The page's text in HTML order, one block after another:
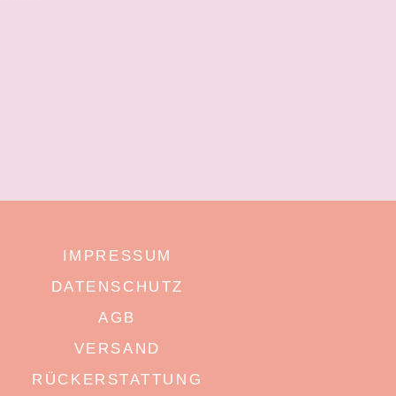
IMPRESSUM
DATENSCHUTZ
AGB
VERSAND
RÜCKERSTATTUNG